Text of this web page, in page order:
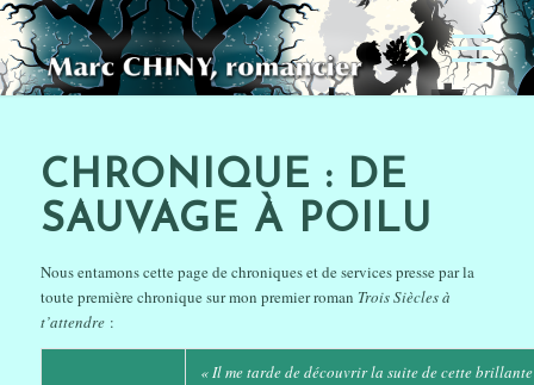
CHRONIQUE : DE
SAUVAGE À POILU
Nous entamons cette page de chroniques et de services presse par la
toute première chronique sur mon premier roman Trois Siècles à
t’attendre:
« Il me tarde de découvrir la suite de cette